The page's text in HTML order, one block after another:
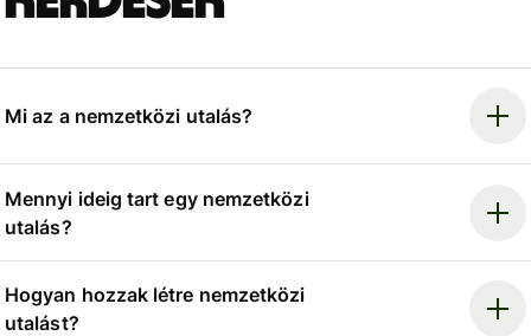
Mi az a nemzetközi utalás?
Mennyi ideig tart egy nemzetközi
utalás?
Hogyan hozzak létre nemzetközi
utalást?